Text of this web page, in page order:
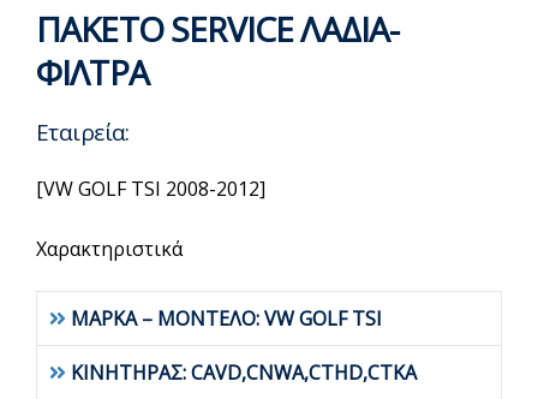
ΠΑΚΕΤΟ SERVICE ΛΑΔΙΑ-
ΦΙΛΤΡΑ
Εταιρεία:
[VW GOLF TSI 2008-2012]
Χαρακτηριστικά
ΜΑΡΚΑ – ΜΟΝΤΕΛΟ: VW GOLF TSI
ΚΙΝΗΤΗΡΑΣ: CAVD,CNWA,CTHD,CTKA